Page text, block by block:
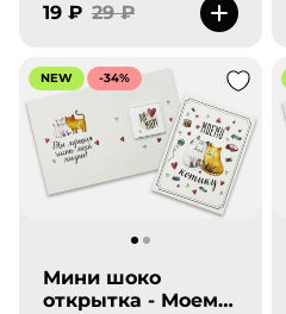
самому лучшему
19 ₽ 29 ₽
NEW -34%
Мини шоко
открытка - Моему